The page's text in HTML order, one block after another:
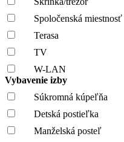
Spoločenská miestnosť
Terasa
TV
W-LAN
Vybavenie izby
Súkromná kúpeľňa
Detská postieľka
Manželská posteľ